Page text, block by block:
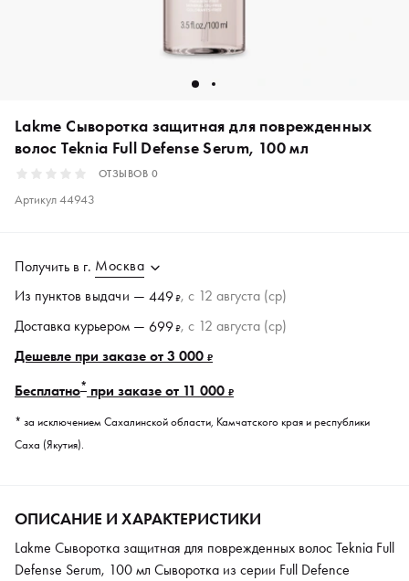
Lakme Сыворотка защитная для поврежденных
волос Teknia Full Defense Serum, 100 мл
ОТЗЫВОВ 0
Артикул44943
Получить в г. Москва
Из пунктов выдачи — 449₽, c 12 августа (ср)
Доставка курьером — 699₽, c 12 августа (ср)
Дешевле при заказе от 3 000 ₽
Бесплатно* при заказе от 11 000 ₽
* за исключением Сахалинской области, Камчатского края и республики
Саха (Якутия).
ОПИСАНИЕ И ХАРАКТЕРИСТИКИ
Lakme Сыворотка защитная для поврежденных волос Teknia Full
Defense Serum, 100 мл Сыворотка из серии Full Defence